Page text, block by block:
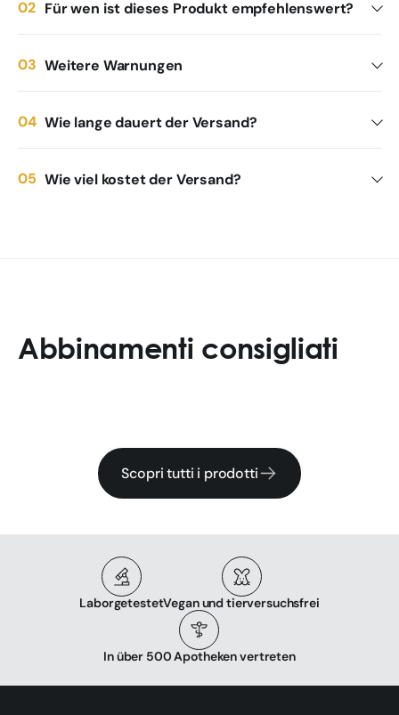
Für wen ist dieses Produkt empfehlenswert?
Weitere Warnungen
Wie lange dauert der Versand?
Wie viel kostet der Versand?
Abbinamenti consigliati
Scopri tutti i prodotti
LaborgetestetVegan und tierversuchsfrei
In über 500 Apotheken vertreten